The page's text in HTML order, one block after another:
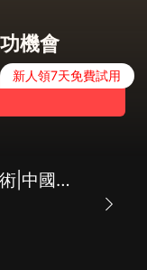
機會
新人領7天免費試用
處世三絕：大智若愚術|中國式處世智慧